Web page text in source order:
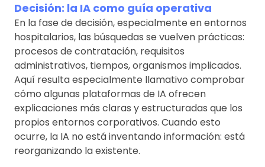
Decisión: la IA como guía operativa
En la fase de decisión, especialmente en entornos
hospitalarios, las búsquedas se vuelven prácticas:
procesos de contratación, requisitos
administrativos, tiempos, organismos implicados.
Aquí resulta especialmente llamativo comprobar
cómo algunas plataformas de IA ofrecen
explicaciones más claras y estructuradas que los
propios entornos corporativos. Cuando esto
ocurre, la IA no está inventando información: está
reorganizando la existente.